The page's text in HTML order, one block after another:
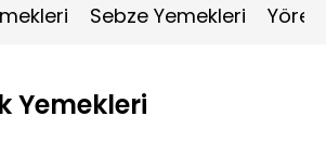
Sebze Yemekleri
Yemekleri